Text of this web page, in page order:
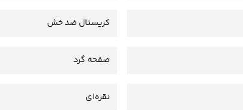
کریستال ضد خش
صفحه گرد
نقره‌ای